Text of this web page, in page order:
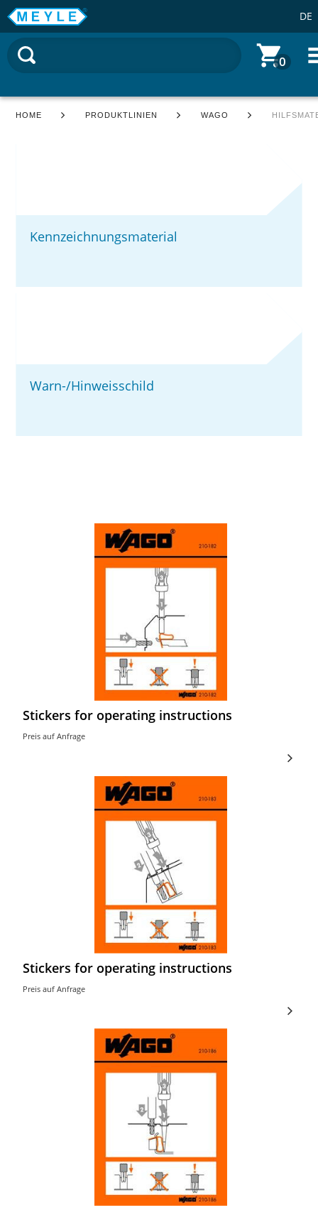
DE
0
HOME PRODUKTLINIEN WAGO
Kennzeichnungsmaterial
Warn-/Hinweisschild
Stickers for operating instructions
Preis auf Anfrage
Stickers for operating instructions
Preis auf Anfrage